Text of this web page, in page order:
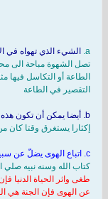
a. الشيء الذي تهواه في
تصل الشهوة مباحة الى
الطاعة أو التكاسل فيها
التقصير في الطاعة
b. أيضا يمكن أن تكون هذه الشهوة المباحة تنتقل الى المذموم
إكثارا يستغرق وقتا
c. اتباع الهوى يضلّ عن سبيل الله :
كتاب الله وسنه نبيه صلي
طغى واثر الحياة الدنيا
عن الهوى فإن الجنة هي